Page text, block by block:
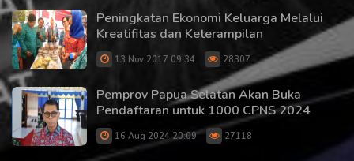
Peningkatan Ekonomi Keluarga Melalui
Kreatifitas dan Keterampilan
13 Nov 2017 09:34 28307
Pemprov Papua Selatan Akan Buka
Pendaftaran untuk 1000 CPNS 2024
16 Aug 2024 20:09 27118